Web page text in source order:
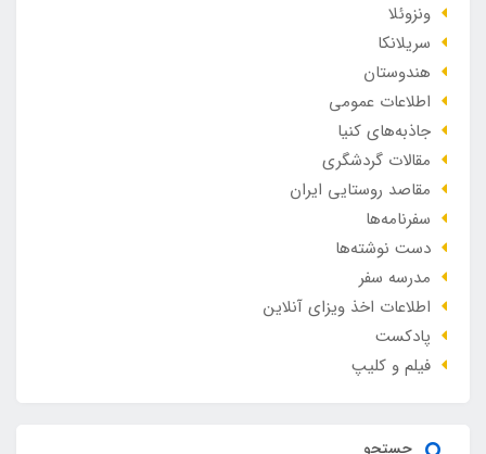
ونزوئلا
سریلانکا
هندوستان
اطلاعات عمومی
جاذبه‌های کنیا
مقالات گردشگری
مقاصد روستایی ایران
سفرنامه‌ها
دست نوشته‌ها
مدرسه سفر
اطلاعات اخذ ویزای آنلاین
پادکست
فیلم و کلیپ
جستجو